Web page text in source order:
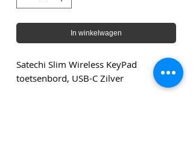
In winkelwagen
Satechi Slim Wireless KeyPad
toetsenbord, USB-C Zilver